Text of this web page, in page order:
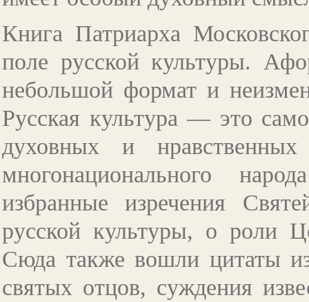
Книга Патриарха
поле русской культуры.
небольшой формат и
Русская культура — это
духовных и нравственных
многонационального
избранные изречения
русской культуры, о роли
Сюда также вошли цитаты
святых отцов, суждения